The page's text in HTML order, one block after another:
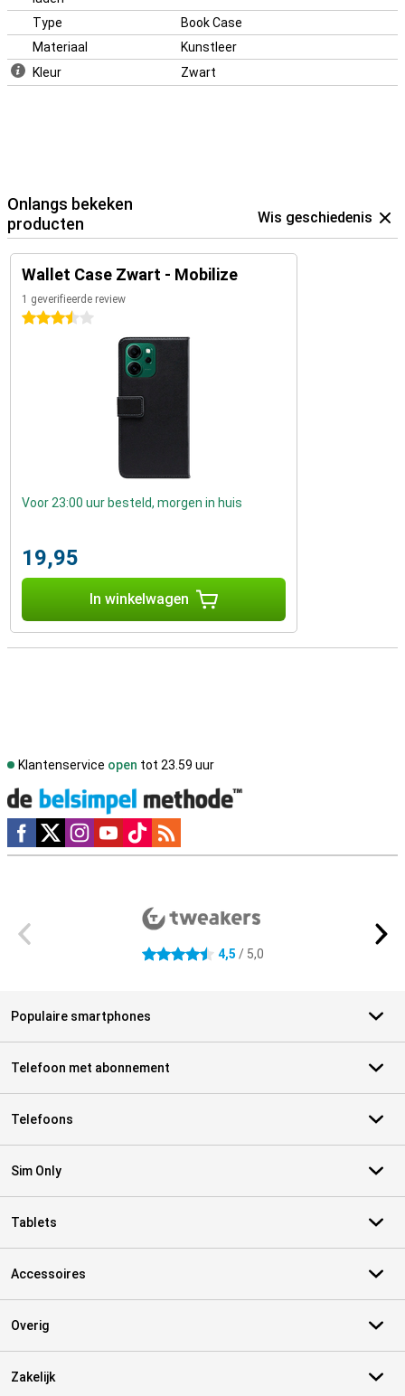
Type
Book Case
Materiaal
Kunstleer
Kleur
Zwart
Onlangs bekeken
producten
Wis geschiedenis
Wallet Case Zwart - Mobilize
1 geverifieerde review
3.5 sterren
Voor 23:00 uur besteld, morgen in huis
19,95
In winkelwagen
Klantenservice open tot 23.59 uur
Social media
4.5 sterren 4,5 / 5,0
Populaire smartphones
Telefoon met abonnement
Telefoons
Sim Only
Tablets
Accessoires
Overig
Zakelijk